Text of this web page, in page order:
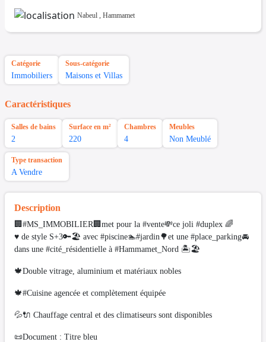
Nabeul , Hammamet
Catégorie
Immobiliers
Sous-catégorie
Maisons et Villas
Caractéristiques
Salles de bains
2
Surface en m²
220
Chambres
4
Meubles
Non Meublé
Type transaction
A Vendre
Description
🏢#MS_IMMOBILIER🏢met pour la #vente💸ce joli #duplex 🌈
♥️ de style S+3🔑🏖 avec #piscine🏊#jardin🌳et une #place_parking🚘
dans une #cité_résidentielle à #Hammamet_Nord 🏝🏖
🍁Double vitrage, aluminium et matériaux nobles
🍁#Cuisine agencée et complètement équipée
💦🔌 Chauffage central et des climatiseurs sont disponibles
📜Document : Titre bleu